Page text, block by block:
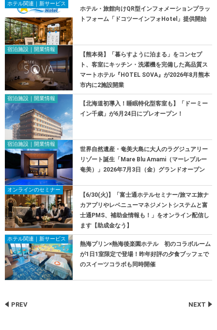
ホテル関連｜新サービス
ホテル・旅館向けQR型インフォメーションプラッ
トフォーム「ドコツーインフォHotel」提供開始
宿泊施設｜開業情報
【熊本発】「暮らすように泊まる」をコンセプ
ト、客室にキッチン・洗濯機を完備した高品質ス
マートホテル『HOTEL SOVA』が2026年8月熊本
市内に2施設開業
宿泊施設｜開業情報
【北海道初導入！睡眠特化型客室も】「ドーミー
イン千歳」が6月24日にプレオープン！
宿泊施設｜開業情報
世界自然遺産・奄美大島に大人のラグジュアリー
リゾート誕生「Mare Blu Amami（マーレブルー
奄美）」2026年7月3日（金）グランドオープン
オンラインのセミナー
【6/30(火)】「富士通ホテルセミナー/旅マエ旅ナ
カアプリやレベニューマネジメントシステムと富
士通PMS、補助金情報も！」をオンライン配信し
ます【助成金なう】
ホテル関連｜新サービス
熱海プリン×熱海後楽園ホテル 初のコラボルーム
が1日1室限定で登場！昨年好評の夕食ブッフェで
のスイーツコラボも同時開催
PREV NEXT